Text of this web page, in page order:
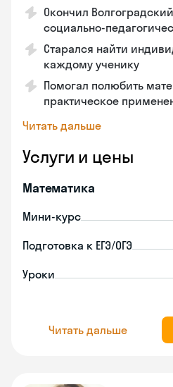
Окончил
социально-
Старался найти
каждому ученику
Помогал полюбить
практическое
Читать дальше
Услуги и цены
Математика
Мини-курс
Подготовка к ЕГЭ/ОГЭ
Уроки
Читать дальше